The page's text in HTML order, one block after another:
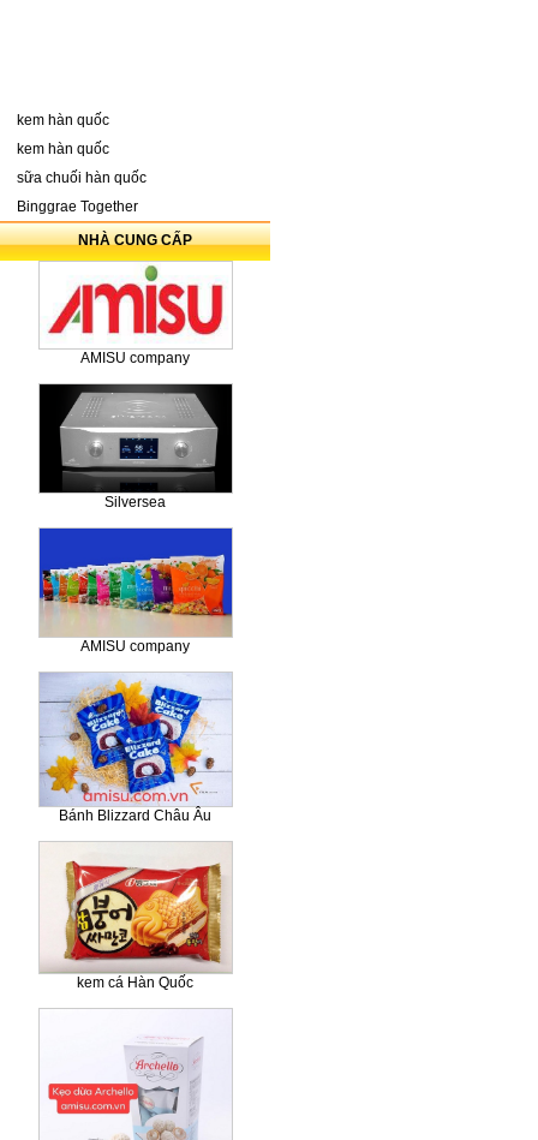
kem hàn quốc
kem hàn quốc
sữa chuối hàn quốc
Binggrae Together
NHÀ CUNG CẤP
AMISU company
Silversea
AMISU company
Bánh Blizzard Châu Âu
kem cá Hàn Quốc